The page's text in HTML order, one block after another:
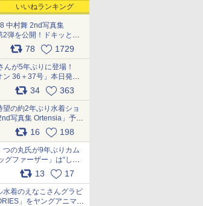
いいねランキング
中村舞 2nd写真集
2弾を公開！ドキッとす
など新たな挑戦
78 1729
んが5年ぶりに登場！
ン 36＋37号」本日発
34 363
望の約2年ぶり水着ショ
写真集 Ortensia」予約
16 198
つの丸氏が9年ぶりカム
グファーザー」は“しゃ
ルな暮らしを描く 「も
い」……一緒に暮らす愛
hEr88DgVyD
13 17
水着のえなこさんグラビ
」をヤングアニマル